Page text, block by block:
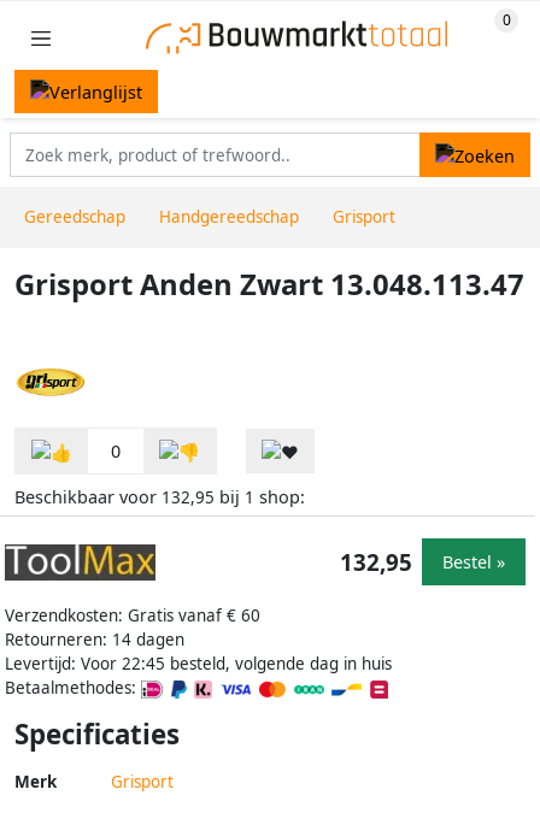
Gereedschap Handgereedschap Grisport
Grisport Anden Zwart 13.048.113.47
0
Beschikbaar voor 132,95 bij 1 shop:
Verzendkosten: Gratis vanaf € 60
Retourneren: 14 dagen
Levertijd: Voor 22:45 besteld, volgende dag in huis
Betaalmethodes:
132,95 Bestel »
Specificaties
Merk Grisport